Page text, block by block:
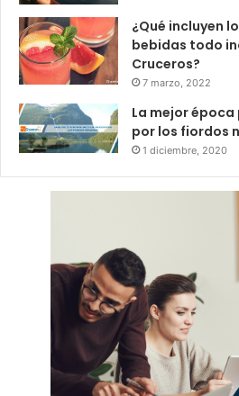
¿Qué incluyen
bebidas todo
Cruceros?
7 marzo, 2022
La mejor
por los fiordos
1 diciembre, 2020